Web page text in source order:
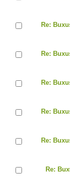
Re:
Re:
Re:
Re:
Re:
Re: